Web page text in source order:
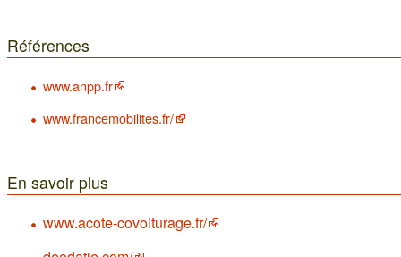
Références
www.anpp.fr
www.francemobilites.fr/
En savoir plus
www.acote-covoiturage.fr/